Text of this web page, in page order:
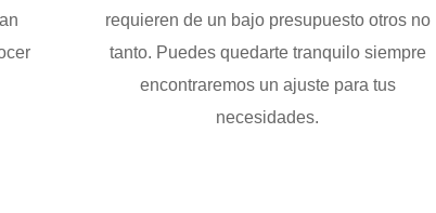
requieren de un bajo presupuesto otros no
tanto. Puedes quedarte tranquilo siempre
encontraremos un ajuste para tus
necesidades.